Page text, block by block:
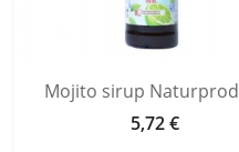
Mojito sirup
Cena
5,72 €